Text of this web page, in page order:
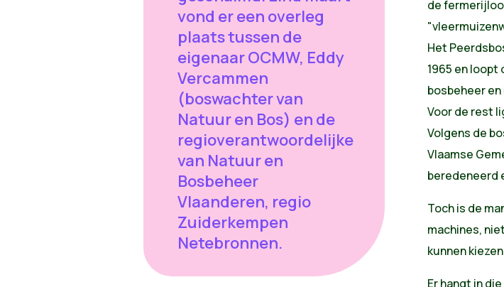
vond er een overleg
plaats tussen de
eigenaar OCMW, Eddy
Vercammen
(boswachter van
Natuur en Bos) en de
regioverantwoordelijke
van Natuur en
Bosbeheer
Vlaanderen, regio
Zuiderkempen
Netebronnen.
de
Het
1965 en
bosbeheer
Voor de rest
Volgens de
Vlaamse
beredeneerd
Toch is de
machines,
kunnen
Er hangt in